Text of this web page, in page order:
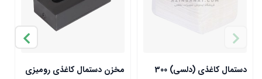
دستمال کاغذی (دلسی) 300
مخزن دستمال کاغذی رومیزی